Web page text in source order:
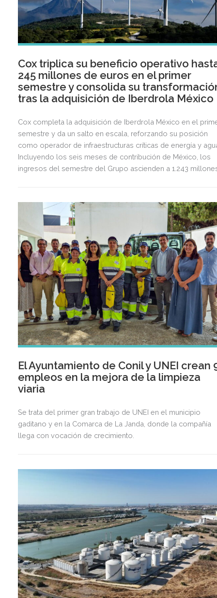
Cox triplica su beneficio operativo
245 millones de euros en el primer
semestre y consolida su
tras la adquisición de Iberdrola México
Cox completa la adquisición de Iberdrola México en el
semestre y da un salto en escala, reforzando su posición
como operador de infraestructuras críticas de energía y
Incluyendo los seis meses de contribución de México, los
ingresos del semestre del Grupo ascienden a 1.243
El Ayuntamiento de Conil y UNEI crean
empleos en la mejora de la limpieza
viaria
Se trata del primer gran trabajo de UNEI en el municipio
gaditano y en la Comarca de La Janda, donde la compañía
llega con vocación de crecimiento.